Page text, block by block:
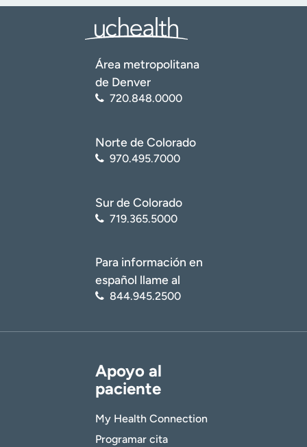
Área metropolitana
de Denver
720.848.0000
Norte de Colorado
970.495.7000
Sur de Colorado
719.365.5000
Para información en
español llame al
844.945.2500
Apoyo al
paciente
My Health Connection
Programar cita